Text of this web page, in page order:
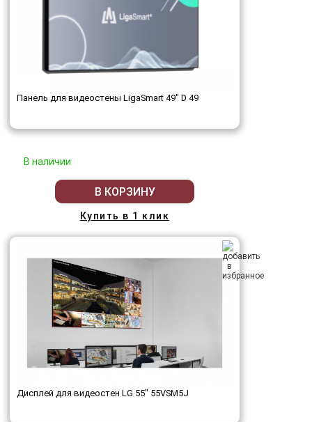
Панель для видеостены LigaSmart 49" D 49
В наличии
В КОРЗИНУ
Купить в 1 клик
Дисплей для видеостен LG 55" 55VSM5J